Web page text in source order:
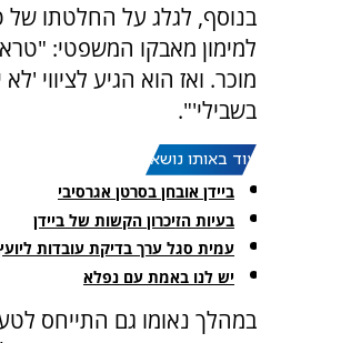
בנוסף, לגלג על החלטתו
למימון מאבקו המשפטי:
מוכר. ואז הוא הגיע לציווי
בשבילי'".
עוד באותו נושא:
ביידן אובחן בסרטן אגרסיבי
בעיות הזיכרון הקשות של ביידן
עמית סגל ערך בדיקת עובדות
יש לנו באמת עם נפלא
במהלך נאומו גם התייחס